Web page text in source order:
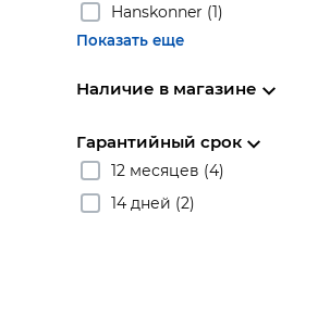
Hanskonner (1)
Показать еще
Наличие в магазине
Гарантийный срок
12 месяцев (4)
14 дней (2)